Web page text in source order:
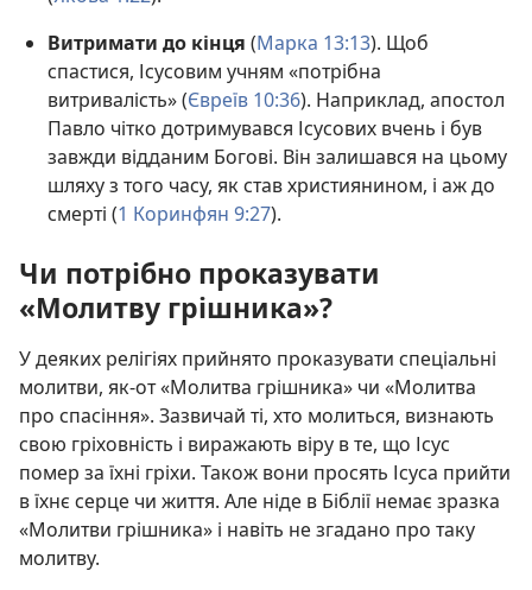
Витримати до кінця (Марка 13:13). Щоб
спастися, Ісусовим учням «потрібна
витривалість» (Євреїв 10:36). Наприклад, апостол
Павло чітко дотримувався Ісусових вчень і був
завжди відданим Богові. Він залишався на цьому
шляху з того часу, як став християнином, і аж до
смерті (1 Коринфян 9:27).
Чи потрібно проказувати
«Молитву грішника»?
У деяких релігіях прийнято проказувати спеціальні
молитви, як-от «Молитва грішника» чи «Молитва
про спасіння». Зазвичай ті, хто молиться, визнають
свою гріховність і виражають віру в те, що Ісус
помер за їхні гріхи. Також вони просять Ісуса прийти
в їхнє серце чи життя. Але ніде в Біблії немає зразка
«Молитви грішника» і навіть не згадано про таку
молитву.